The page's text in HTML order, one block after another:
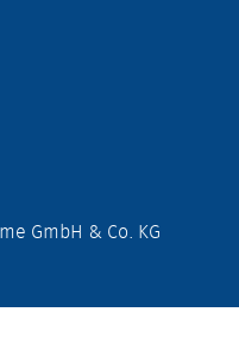
GmbH & Co. KG